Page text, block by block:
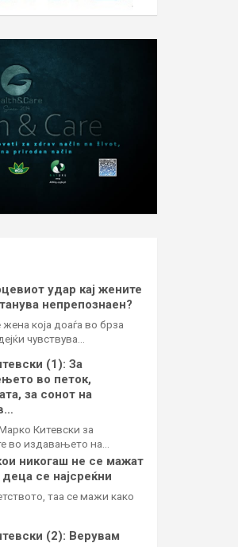
удар кај жените
непрепознаен?
која доаѓа во брза
чувствува…
(1): За
во петок,
за сонот на
Китевски за
во издавањето на…
никогаш не се мажат
се најсреќни
таа се мажи како
(2): Верувам